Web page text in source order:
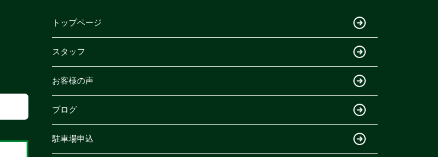
トップページ
スタッフ
お客様の声
ブログ
駐車場申込